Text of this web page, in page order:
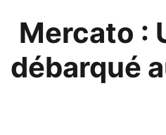
Mercato :
débarqué